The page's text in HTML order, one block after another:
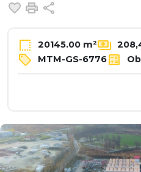
Dodaj do ulubionych
Drukuj
20145.00 m²
MTM-GS-6776